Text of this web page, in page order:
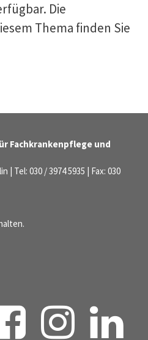
Die
Thema finden Sie
Fachkrankenpflege und
| Tel: 030 / 3974 5935 | Fax: 030